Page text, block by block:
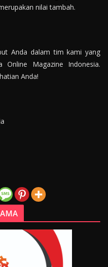
nilai tambah.
Anda dalam tim kami yang
Magazine Indonesia.
Anda!